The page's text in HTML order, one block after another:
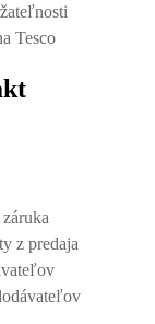
Tesco
z predaja